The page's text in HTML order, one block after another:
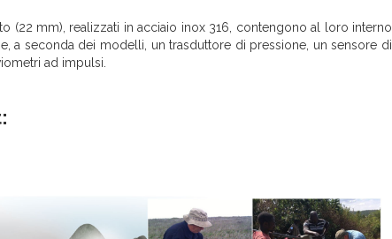
(22 mm), realizzati in acciaio inox 316, contengono al loro interno
a seconda dei modelli, un trasduttore di pressione, un sensore di
ad impulsi.